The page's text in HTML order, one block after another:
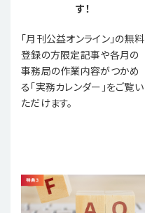
す！
「月刊公益オンライン」の無料
登録の方限定記事や各月の
事務局の作業内容がつかめ
る「実務カレンダー」をご覧い
ただけます。